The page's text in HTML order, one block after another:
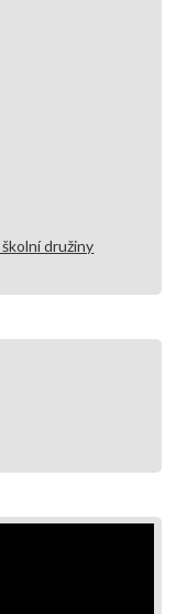
družiny